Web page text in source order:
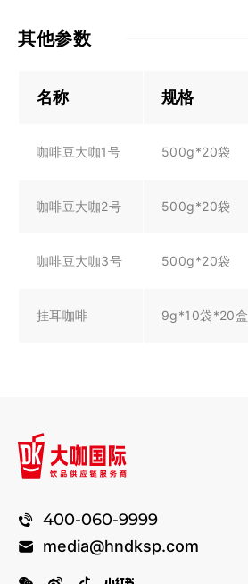
其他参数
名称 规格
咖啡豆大咖1号 500g*20袋
咖啡豆大咖2号 500g*20袋
咖啡豆大咖3号 500g*20袋
挂耳咖啡 9g*10袋*20盒
400-060-9999
media@hndksp.com